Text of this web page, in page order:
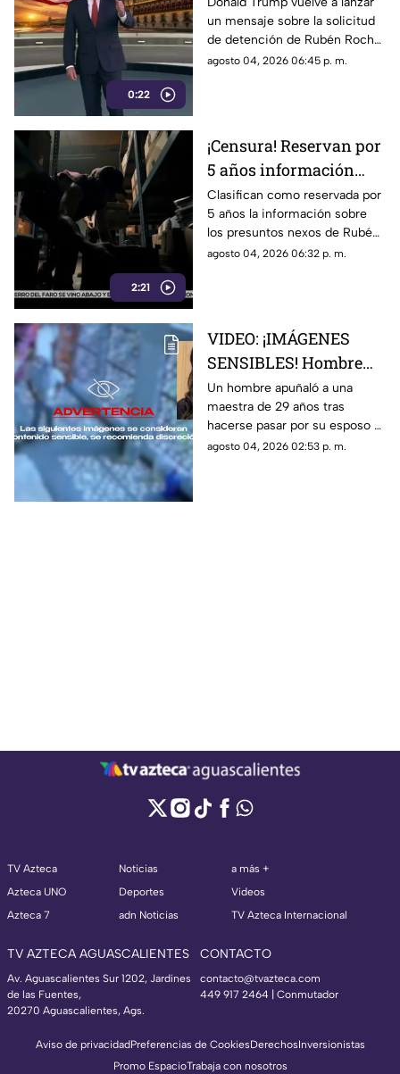
0:22
Rubén Rocha Moya y
Enrique Inzunza
un mensaje sobre la solicitud
de detención de Rubén Rocha
Moya y Enrique Inzunza.
agosto 04, 2026 06:45 p. m.
2:21
¡Censura! Reservan por
5 años información
sobre presuntos nexos
de Rocha Moya e
Inzunza con el crimen
Clasifican como reservada por
5 años la información sobre
los presuntos nexos de Rubén
Rocha Moya y Enrique Inzunza
agosto 04, 2026 06:32 p. m.
VIDEO: ¡IMÁGENES
SENSIBLES! Hombre
apuñala más de 30
veces a maestra de 29
años en una escuela
Un hombre apuñaló a una
maestra de 29 años tras
hacerse pasar por su esposo e
ingresar a la escuela; te
agosto 04, 2026 02:53 p. m.
TV Azteca
Azteca UNO
Azteca 7
Noticias
Deportes
adn Noticias
a más +
Videos
TV Azteca Internacional
TV AZTECA AGUASCALIENTES
Av. Aguascalientes Sur 1202, Jardines
de las Fuentes,
20270 Aguascalientes, Ags.
CONTACTO
contacto@tvazteca.com
449 917 2464 | Conmutador
Aviso de privacidadPreferencias de CookiesDerechosInversionistas
Promo EspacioTrabaja con nosotros